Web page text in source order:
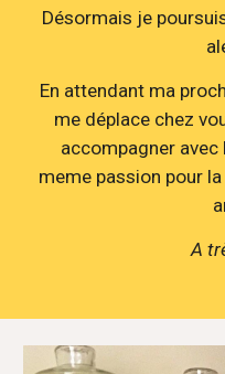
Désormais je
En attendant ma
me déplace chez
accompagner
meme passion pour
A